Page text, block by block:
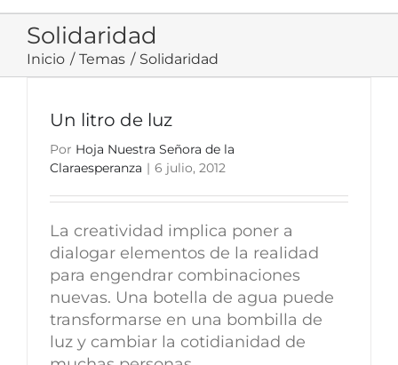
Solidaridad
Inicio Temas Solidaridad
Un litro de luz
Por Hoja Nuestra Señora de la
Claraesperanza | 6 julio, 2012
La creatividad implica poner a
dialogar elementos de la realidad
para engendrar combinaciones
nuevas. Una botella de agua puede
transformarse en una bombilla de
luz y cambiar la cotidianidad de